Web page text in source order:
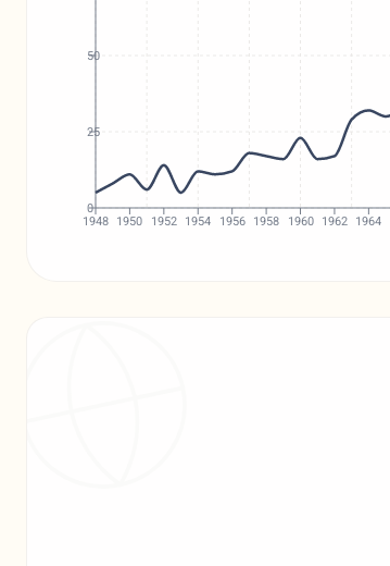
1948 1950 1952 1954 1956 1958 1960 1962 1964
0
25
50